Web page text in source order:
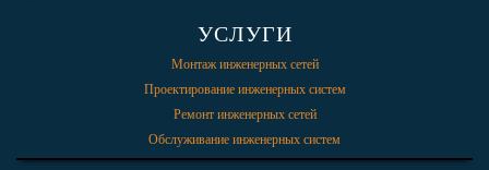
УСЛУГИ
Монтаж инженерных сетей
Проектирование инженерных систем
Ремонт инженерных сетей
Обслуживание инженерных систем